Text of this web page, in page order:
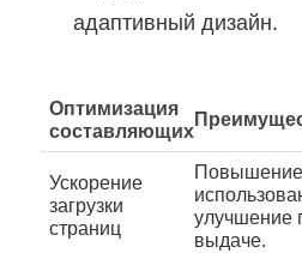
адаптивный дизайн.
Оптимизация
составляющих
Ускорение
загрузки
страниц
Повышение
улучшение
выдаче.